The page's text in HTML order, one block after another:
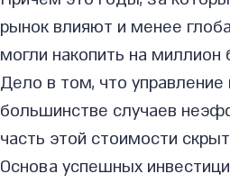
рынок влияют и менее
могли накопить на
Дело в том, что
большинстве случаев
часть этой стоимости
Основа успешных